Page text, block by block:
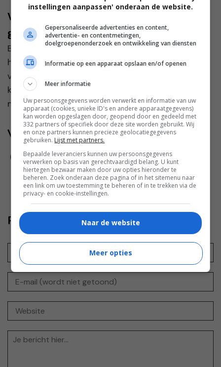
Vind je nieuwe personeel via een
gerenommeerde recruiter
Ben je ondernemer? Dan weet je waarschijnlijk
hoe moeilijk het kan zijn om goed personeel te
vinden. Sommige functies vereisen specifieke
kennis en vaardigheden waardoor de juiste
mensen vinden, voelt...
Volg jij ons al?
Reageer ook
instellingen aanpassen' onderaan de website.
Gepersonaliseerde advertenties en content,
advertentie- en contentmetingen,
doelgroepenonderzoek en ontwikkeling van diensten
Informatie op een apparaat opslaan en/of openen
Meer informatie
Uw persoonsgegevens worden verwerkt en informatie van uw
apparaat (cookies, unieke ID's en andere apparaatgegevens)
kan worden opgeslagen door, geopend door en gedeeld met
332 partners of specifiek door deze site worden gebruikt. Wij
en onze partners kunnen precieze geolocatiegegevens
gebruiken. Lijst met partners.
Bepaalde leveranciers kunnen uw persoonsgegevens
verwerken op basis van gerechtvaardigd belang. U kunt
hiertegen bezwaar maken door uw opties hieronder te
beheren. Zoek onderaan deze pagina of in het sitemenu naar
een link om uw toestemming te beheren of in te trekken via de
privacy- en cookie-instellingen.
Naar de website
Meer opties